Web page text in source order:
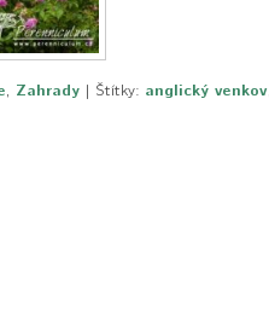
Zahrady | Štítky: anglický venkov